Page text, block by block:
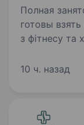
Полная
готовы взять студента.
з фітнесу та
для жінок.
10 ч. назад